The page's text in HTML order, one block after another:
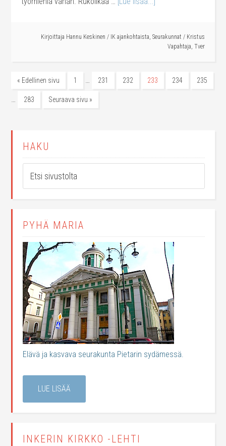
Kirjoittaja Hannu Keskinen / IK ajankohtaista, Seurakunnat / Kristus
Vapahtaja, Tver
« Edellinen sivu 1 … 231 232 233 234 235
… 283 Seuraava sivu »
HAKU
PYHÄ MARIA
Elävä ja kasvava seurakunta Pietarin sydämessä.
LUE LISÄÄ
INKERIN KIRKKO -LEHTI